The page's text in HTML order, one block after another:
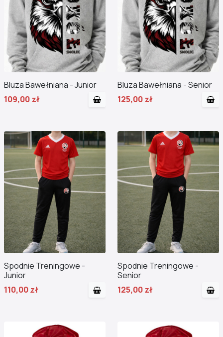
Bluza Bawełniana - Junior
109,00 zł
Bluza Bawełniana - Senior
125,00 zł
Spodnie Treningowe -
Junior
110,00 zł
Spodnie Treningowe -
Senior
125,00 zł